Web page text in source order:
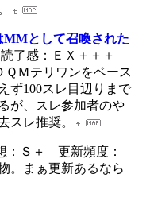
MMとして召喚された
読了感：ＥＸ＋＋＋
Ｍテリワンをベース
ず100スレ目辺りまで
が、スレ参加者のや
スレ推奨。
：Ｓ＋ 更新頻度：
。まぁ更新あるなら